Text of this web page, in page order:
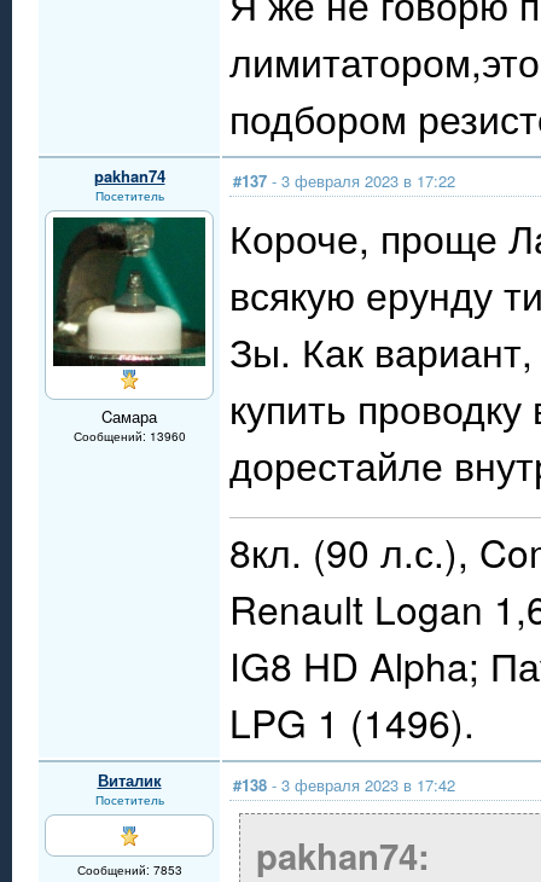
подбором
pakhan74
Посетитель
Cамара
Сообщений: 13960
#137 - 3 февраля 2023 в 17:22
Короче, проще
всякую ерунду
Зы. Как
купить
дорестайле
8кл. (90 л.с.),
Renault Logan
IG8 HD Alpha;
LPG 1 (1496).
Виталик
Посетитель
Сообщений: 7853
#138 - 3 февраля 2023 в 17:42
pakhan74: